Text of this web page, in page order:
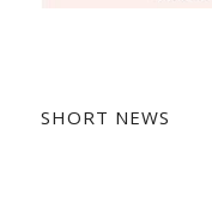
SHORT NEWS